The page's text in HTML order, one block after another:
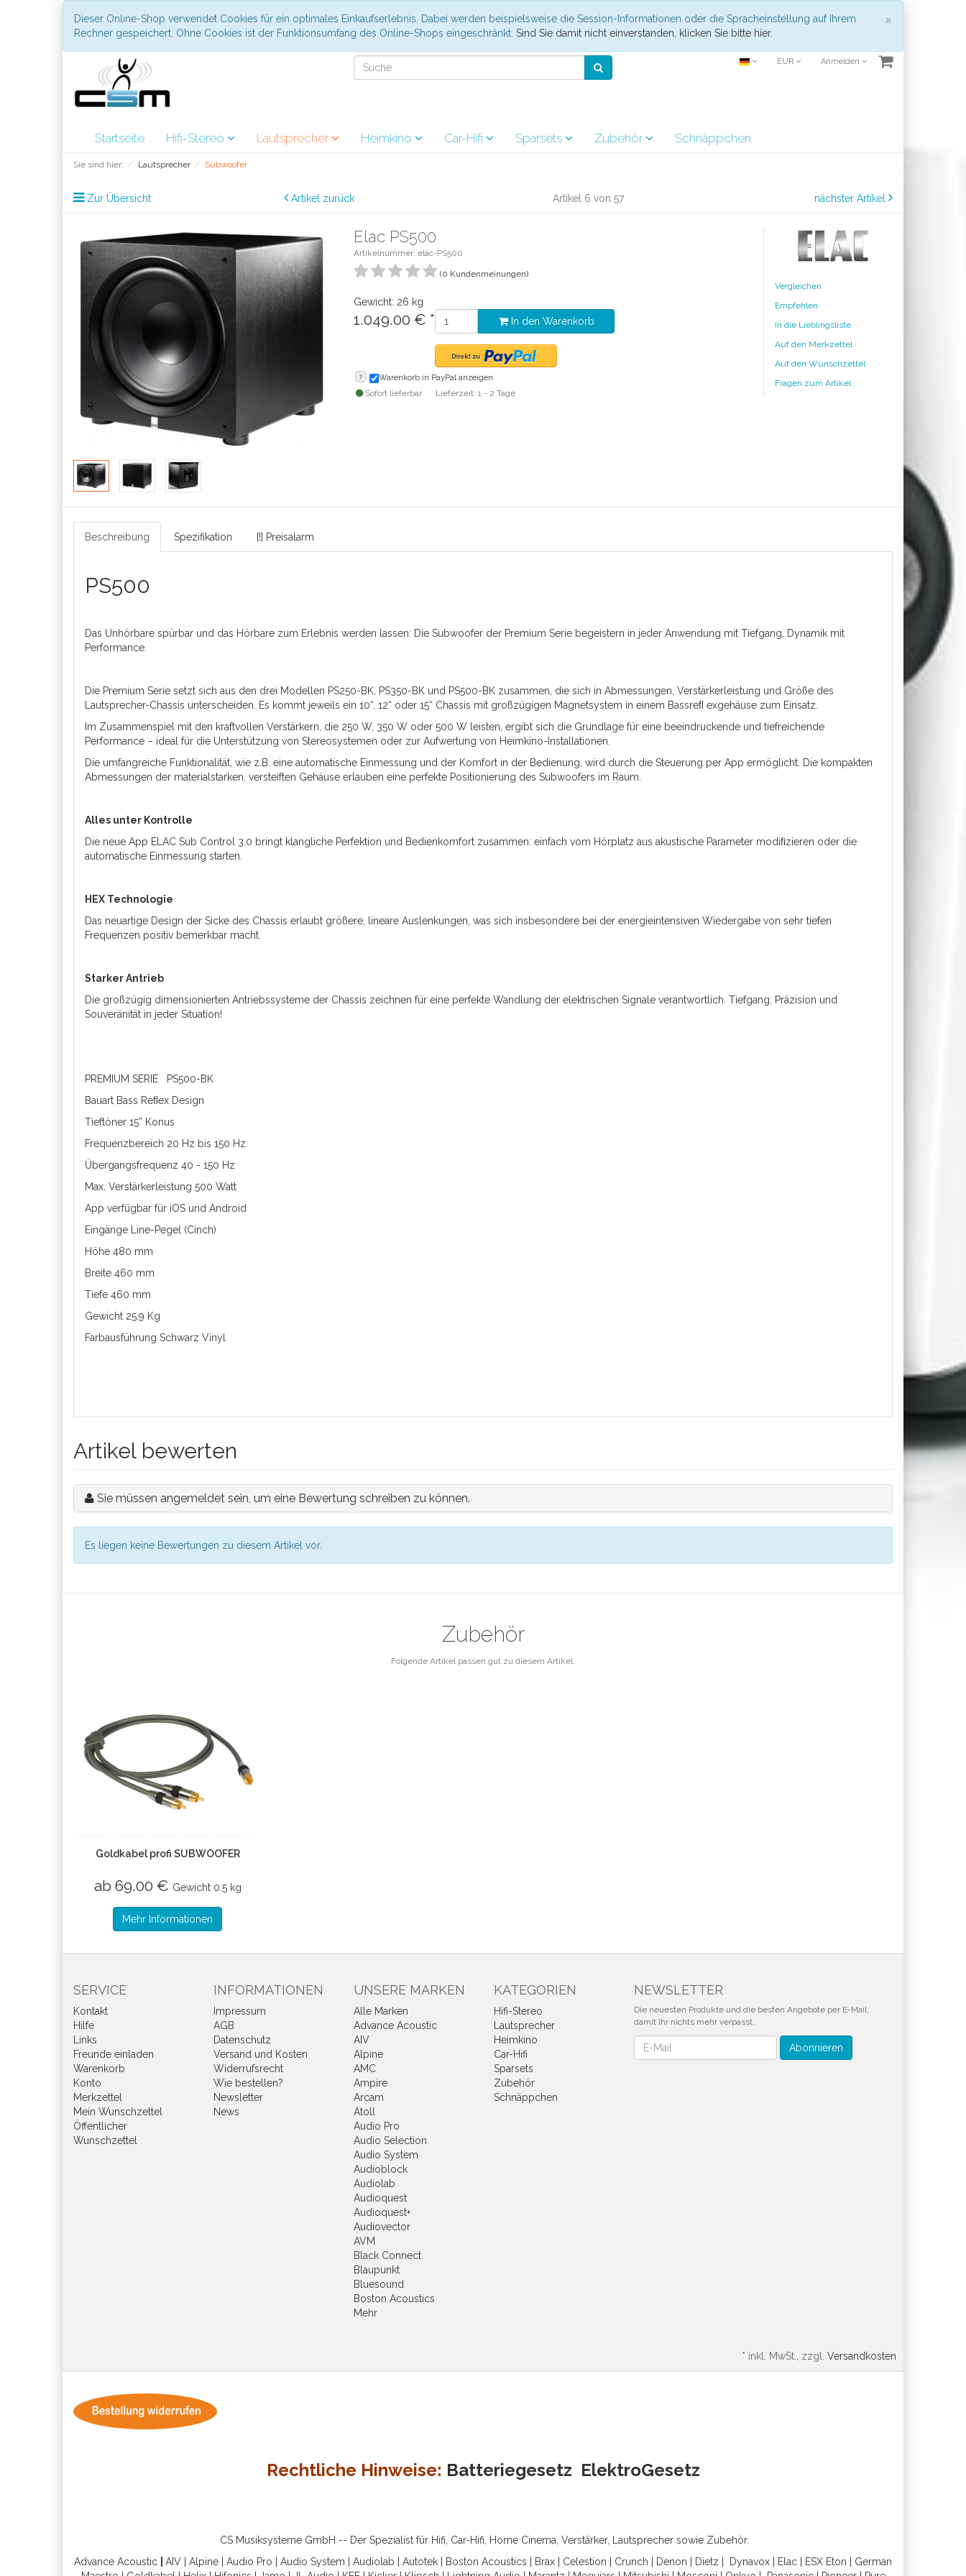
×
Dieser Online-Shop verwendet Cookies für ein optimales Einkaufserlebnis. Dabei werden beispielsweise die Session-Informationen oder die Spracheinstellung auf Ihrem
Rechner gespeichert. Ohne Cookies ist der Funktionsumfang des Online-Shops eingeschränkt. Sind Sie damit nicht einverstanden, klicken Sie bitte hier.
EUR Anmelden
Startseite Hifi-Stereo Lautsprecher Heimkino Car-Hifi Sparsets Zubehör Schnäppchen
Sie sind hier: Lautsprecher Subwoofer
Zur Übersicht Artikel zurück Artikel 6 von 57 nächster Artikel
Elac PS500
Artikelnummer: elac-PS500
(0 Kundenmeinungen)
Gewicht: 26 kg
1.049.00 € * In den Warenkorb
? Warenkorb in PayPal anzeigen
Sofort lieferbar Lieferzeit: 1 - 2 Tage
Vergleichen
Empfehlen
In die Lieblingsliste
Auf den Merkzettel
Auf den Wunschzettel
Fragen zum Artikel
Beschreibung Spezifikation [!] Preisalarm
PS500
Das Unhörbare spürbar und das Hörbare zum Erlebnis werden lassen: Die Subwoofer der Premium Serie begeistern in jeder Anwendung mit Tiefgang, Dynamik mit
Performance.
Die Premium Serie setzt sich aus den drei Modellen PS250-BK, PS350-BK und PS500-BK zusammen, die sich in Abmessungen, Verstärkerleistung und Größe des
Lautsprecher-Chassis unterscheiden. Es kommt jeweils ein 10“, 12“ oder 15“ Chassis mit großzügigen Magnetsystem in einem Bassreﬂ exgehäuse zum Einsatz.
Im Zusammenspiel mit den kraftvollen Verstärkern, die 250 W, 350 W oder 500 W leisten, ergibt sich die Grundlage für eine beeindruckende und tiefreichende
Performance – ideal für die Unterstützung von Stereosystemen oder zur Aufwertung von Heimkino-Installationen.
Die umfangreiche Funktionalität, wie z.B. eine automatische Einmessung und der Komfort in der Bedienung, wird durch die Steuerung per App ermöglicht. Die kompakten
Abmessungen der materialstarken, versteiften Gehäuse erlauben eine perfekte Positionierung des Subwoofers im Raum.
Alles unter Kontrolle
Die neue App ELAC Sub Control 3.0 bringt klangliche Perfektion und Bedienkomfort zusammen: einfach vom Hörplatz aus akustische Parameter modiﬁzieren oder die
automatische Einmessung starten.
HEX Technologie
Das neuartige Design der Sicke des Chassis erlaubt größere, lineare Auslenkungen, was sich insbesondere bei der energieintensiven Wiedergabe von sehr tiefen
Frequenzen positiv bemerkbar macht.
Starker Antrieb
Die großzügig dimensionierten Antriebssysteme der Chassis zeichnen für eine perfekte Wandlung der elektrischen Signale verantwortlich. Tiefgang, Präzision und
Souveränität in jeder Situation!
PREMIUM SERIE PS500-BK
Bauart Bass Reﬂex Design
Tieftöner 15” Konus
Frequenzbereich 20 Hz bis 150 Hz
Übergangsfrequenz 40 - 150 Hz
Max. Verstärkerleistung 500 Watt
App verfügbar für iOS und Android
Eingänge Line-Pegel (Cinch)
Höhe 480 mm
Breite 460 mm
Tiefe 460 mm
Gewicht 25,9 Kg
Farbausführung Schwarz Vinyl
Artikel bewerten
Sie müssen angemeldet sein, um eine Bewertung schreiben zu können.
Es liegen keine Bewertungen zu diesem Artikel vor.
Zubehör
Folgende Artikel passen gut zu diesem Artikel.
Goldkabel profi SUBWOOFER
ab 69.00 € Gewicht 0.5 kg
Mehr Informationen
SERVICE
Kontakt
Hilfe
Links
Freunde einladen
Warenkorb
Konto
Merkzettel
Mein Wunschzettel
Öffentlicher
Wunschzettel
INFORMATIONEN
Impressum
AGB
Datenschutz
Versand und Kosten
Widerrufsrecht
Wie bestellen?
Newsletter
News
UNSERE MARKEN
Alle Marken
Advance Acoustic
AIV
Alpine
AMC
Ampire
Arcam
Atoll
Audio Pro
Audio Selection
Audio System
Audioblock
Audiolab
Audioquest
Audioquest+
Audiovector
AVM
Black Connect
Blaupunkt
Bluesound
Boston Acoustics
Mehr
KATEGORIEN
Hifi-Stereo
Lautsprecher
Heimkino
Car-Hifi
Sparsets
Zubehör
Schnäppchen
NEWSLETTER
Die neuesten Produkte und die besten Angebote per E-Mail,
damit Ihr nichts mehr verpasst.
Newsletter Abonnieren
* inkl. MwSt., zzgl. Versandkosten
Rechtliche Hinweise: Batteriegesetz ElektroGesetz
CS Musiksysteme GmbH -- Der Spezialist für Hifi, Car-Hifi, Home Cinema, Verstärker, Lautsprecher sowie Zubehör.
Advance Acoustic
AIV Alpine Audio Pro Audio System Audiolab Autotek Boston Acoustics Brax Celestion Crunch Denon Dietz Dynavox Elac ESX Eton
German